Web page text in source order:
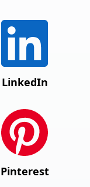
LinkedIn
Pinterest